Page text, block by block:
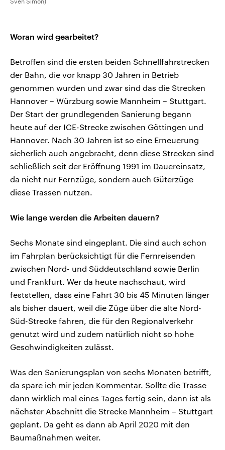
Woran wird gearbeitet?
Betroffen sind die ersten beiden Schnellfahrstrecken
der Bahn, die vor knapp 30 Jahren in Betrieb
genommen wurden und zwar sind das die Strecken
Hannover – Würzburg sowie Mannheim – Stuttgart.
Der Start der grundlegenden Sanierung begann
heute auf der ICE-Strecke zwischen Göttingen und
Hannover. Nach 30 Jahren ist so eine Erneuerung
sicherlich auch angebracht, denn diese Strecken sind
schließlich seit der Eröffnung 1991 im Dauereinsatz,
da nicht nur Fernzüge, sondern auch Güterzüge
diese Trassen nutzen.
Wie lange werden die Arbeiten dauern?
Sechs Monate sind eingeplant. Die sind auch schon
im Fahrplan berücksichtigt für die Fernreisenden
zwischen Nord- und Süddeutschland sowie Berlin
und Frankfurt. Wer da heute nachschaut, wird
feststellen, dass eine Fahrt 30 bis 45 Minuten länger
als bisher dauert, weil die Züge über die alte Nord-
Süd-Strecke fahren, die für den Regionalverkehr
genutzt wird und zudem natürlich nicht so hohe
Geschwindigkeiten zulässt.
Was den Sanierungsplan von sechs Monaten betrifft,
da spare ich mir jeden Kommentar. Sollte die Trasse
dann wirklich mal eines Tages fertig sein, dann ist als
nächster Abschnitt die Strecke Mannheim – Stuttgart
geplant. Da geht es dann ab April 2020 mit den
Baumaßnahmen weiter.